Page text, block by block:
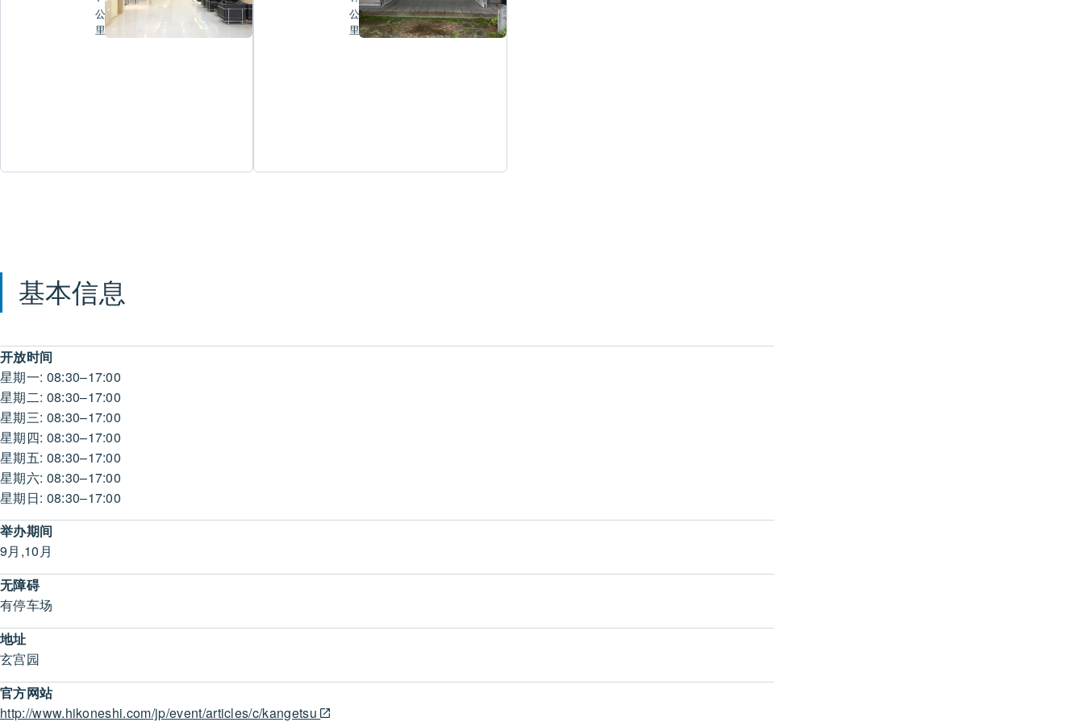
公
里
公
里
基本信息
开放时间
星期一: 08:30–17:00
星期二: 08:30–17:00
星期三: 08:30–17:00
星期四: 08:30–17:00
星期五: 08:30–17:00
星期六: 08:30–17:00
星期日: 08:30–17:00
举办期间
9月,10月
无障碍
有停车场
地址
玄宫园
官方网站
http://www.hikoneshi.com/jp/event/articles/c/kangetsu